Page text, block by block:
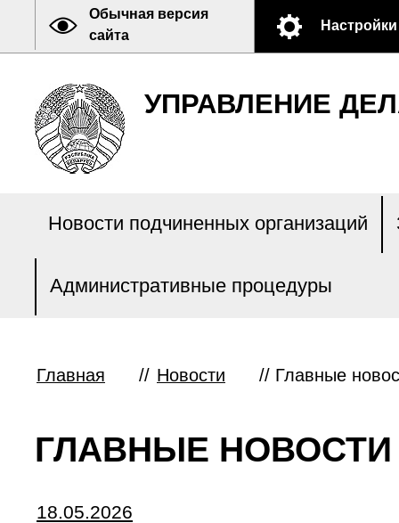
Обычная версия
сайта
Настройки
УПРАВЛЕНИЕ
Новости подчиненных организаций
Административные процедуры
Главная // Новости // Главные
ГЛАВНЫЕ НОВОСТИ
18.05.2026